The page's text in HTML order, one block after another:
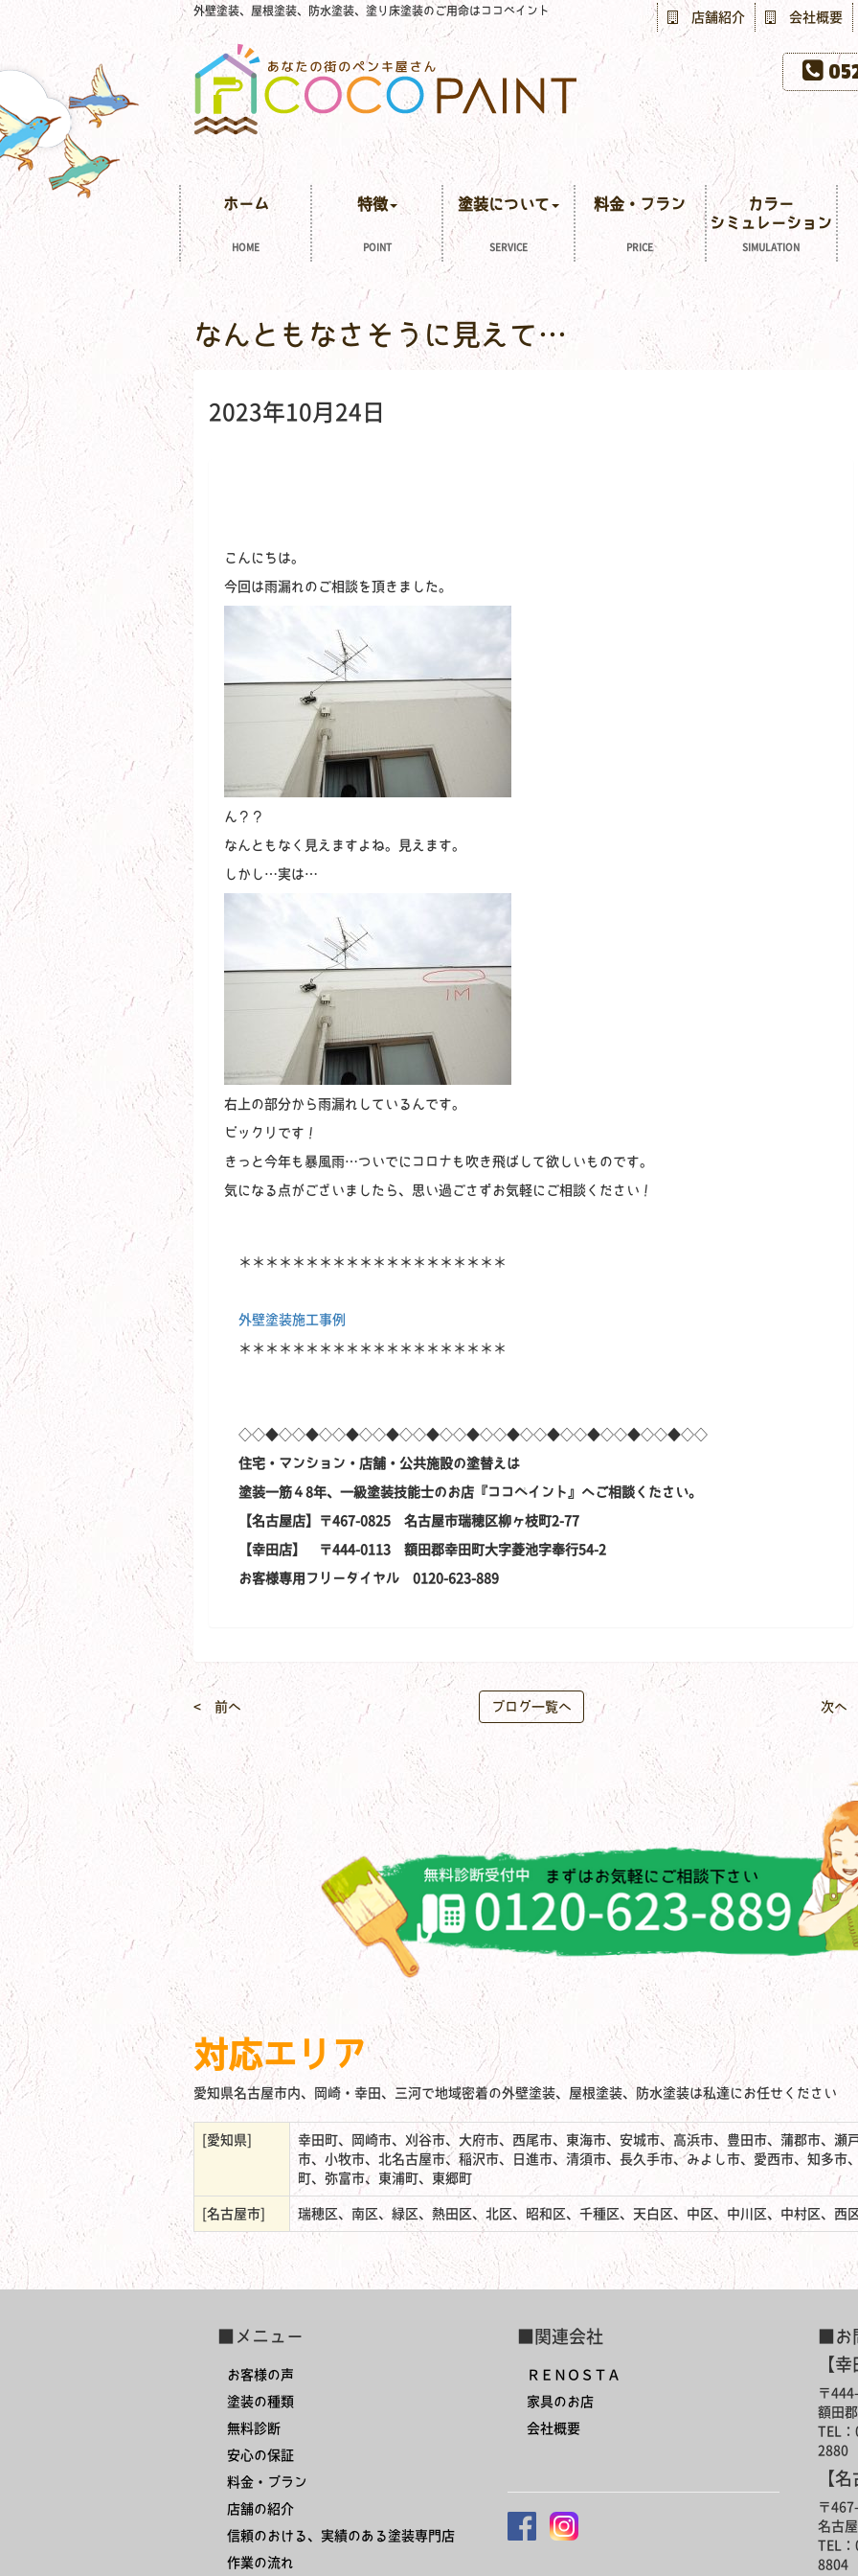
外壁塗装、屋根塗装、防水塗装、塗り床塗装のご用命はココペイント 店舗紹介 会社概要
HOME
ホーム
POINT
特徴
SERVICE
塗装について
PRICE
料金・プラン
SIMULATION
カラー
シミュレーション
なんともなさそうに見えて…
2023年10月24日
こんにちは。
今回は雨漏れのご相談を頂きました。
ん？？
なんともなく見えますよね。見えます。
しかし…実は…
右上の部分から雨漏れしているんです。
ビックリです！
きっと今年も暴風雨…ついでにコロナも吹き飛ばして欲しいものです。
気になる点がございましたら、思い過ごさずお気軽にご相談ください！
＊＊＊＊＊＊＊＊＊＊＊＊＊＊＊＊＊＊＊＊
外壁塗装施工事例
＊＊＊＊＊＊＊＊＊＊＊＊＊＊＊＊＊＊＊＊
◇◇◆◇◇◆◇◇◆◇◇◆◇◇◆◇◇◆◇◇◆◇◇◆◇◇◆◇◇◆◇◇◆◇◇
住宅・マンション・店舗・公共施設の塗替えは
塗装一筋４8年、一級塗装技能士のお店『ココペイント』へご相談ください。
【名古屋店】〒467-0825 名古屋市瑞穂区柳ヶ枝町2-77
【幸田店】 〒444-0113 額田郡幸田町大字菱池字奉行54-2
お客様専用フリーダイヤル 0120-623-889
< 前へ ブログ一覧へ 次へ
対応エリア
愛知県名古屋市内、岡崎・幸田、三河で地域密着の外壁塗装、屋根塗装、防水塗装は私達にお任せください
[愛知県]
幸田町、岡崎市、刈谷市、大府市、西尾市、東海市、安城市、高浜市、豊田市、蒲郡市、瀬
市、小牧市、北名古屋市、稲沢市、日進市、清須市、長久手市、みよし市、愛西市、知多市
町、弥富市、東浦町、東郷町
[名古屋市] 瑞穂区、南区、緑区、熱田区、北区、昭和区、千種区、天白区、中区、中川区、中村区、西
■メニュー
お客様の声
塗装の種類
無料診断
安心の保証
料金・プラン
店舗の紹介
信頼のおける、実績のある塗装専門店
作業の流れ
■関連会社
ＲＥＮＯＳＴＡ
家具のお店
会社概要
■お
【
〒
額田
TEL
2880
【
〒
名古
TEL
8804